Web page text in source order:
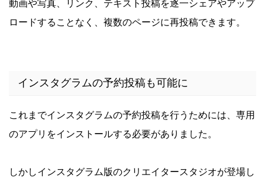
動画や写真、リンク、テキスト投稿を逐一シェアやアップ
ロードすることなく、複数のページに再投稿できます。
インスタグラムの予約投稿も可能に
これまでインスタグラムの予約投稿を行うためには、専用
のアプリをインストールする必要がありました。
しかしインスタグラム版のクリエイタースタジオが登場し